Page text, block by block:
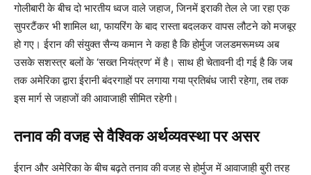
गोलीबारी के बीच दो भारतीय ध्वज वाले जहाज, जिनमें इराकी तेल ले जा रहा एक
सुपरटैंकर भी शामिल था, फायरिंग के बाद रास्ता बदलकर वापस लौटने को मजबूर
हो गए। ईरान की संयुक्त सैन्य कमान ने कहा है कि होर्मुज जलडमरूमध्य अब
उसके सशस्त्र बलों के ‘सख्त नियंत्रण’ में है। साथ ही चेतावनी दी गई है कि जब
तक अमेरिका द्वारा ईरानी बंदरगाहों पर लगाया गया प्रतिबंध जारी रहेगा, तब तक
इस मार्ग से जहाजों की आवाजाही सीमित रहेगी।
तनाव की वजह से वैश्विक अर्थव्यवस्था पर असर
ईरान और अमेरिका के बीच बढ़ते तनाव की वजह से होर्मुज में आवाजाही बुरी तरह